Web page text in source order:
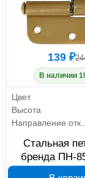
139 ₽
В наличии
Цвет
Высота
Стальная
бренда ПН-